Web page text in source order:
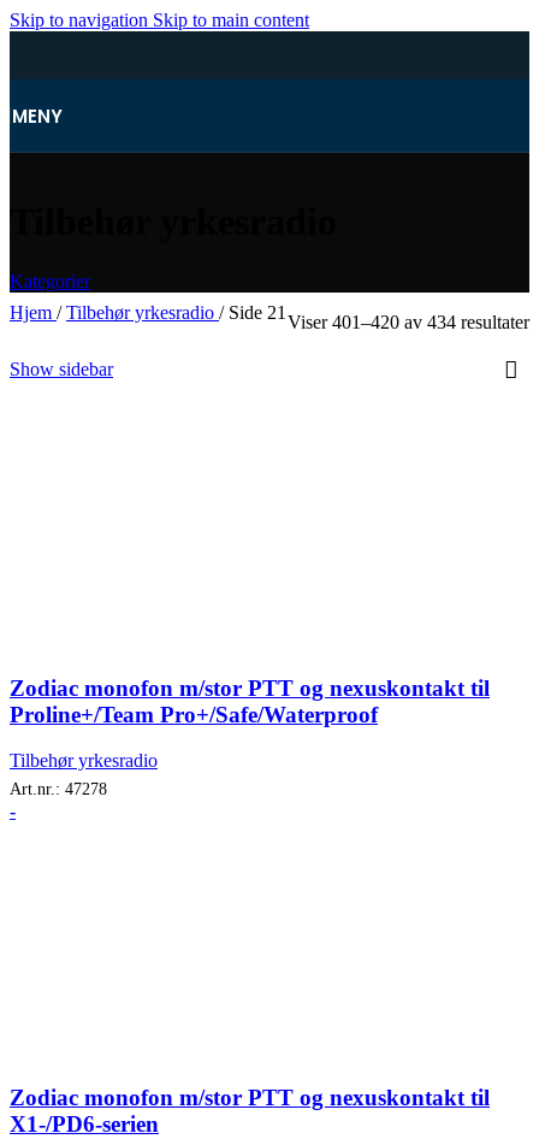
Skip to navigation Skip to main content
MENY
Kategorier
Hjem / Tilbehør yrkesradio / Side 21 Viser 401–420 av 434 resultater
Show sidebar
Zodiac monofon m/stor PTT og nexuskontakt til
Proline+/Team Pro+/Safe/Waterproof
Tilbehør yrkesradio
Art.nr.: 47278
-
Zodiac monofon m/stor PTT og nexuskontakt til
X1-/PD6-serien